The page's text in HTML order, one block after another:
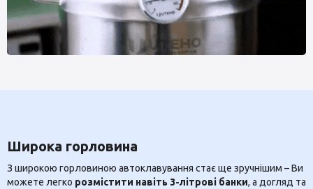
Широка горловина
З широкою горловиною автоклавування стає ще зручнішим – Ви
можете легко розмістити навіть 3-літрові банки, а догляд та